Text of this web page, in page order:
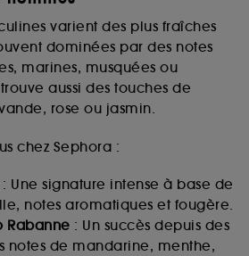
varient des plus fraîches
dominées par des notes
marines, musquées ou
aussi des touches de
rose ou jasmin.
chez Sephora :
Une signature intense à base de
notes aromatiques et fougère.
Rabanne : Un succès depuis des
notes de mandarine, menthe,